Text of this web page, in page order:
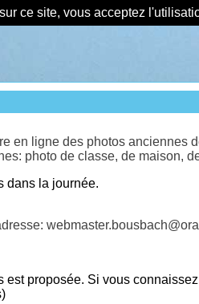
ce site, vous acceptez
en ligne des photos
photo de classe, de maison,
dans la journée.
proposée. Si vous